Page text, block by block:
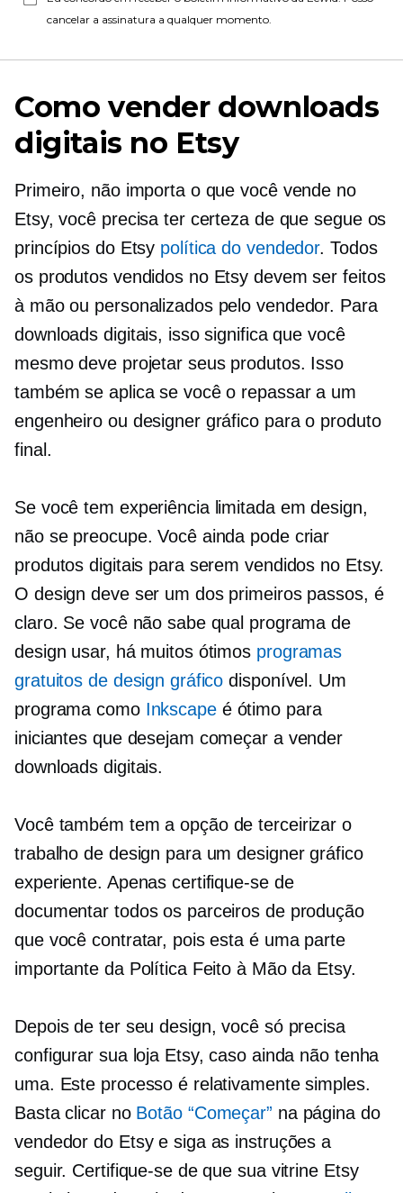
cancelar a assinatura a qualquer momento.
Como vender downloads
digitais no Etsy
Primeiro, não importa o que você vende no
Etsy, você precisa ter certeza de que segue os
princípios do Etsy política do vendedor. Todos
os produtos vendidos no Etsy devem ser feitos
à mão ou personalizados pelo vendedor. Para
downloads digitais, isso significa que você
mesmo deve projetar seus produtos. Isso
também se aplica se você o repassar a um
engenheiro ou designer gráfico para o produto
final.
Se você tem experiência limitada em design,
não se preocupe. Você ainda pode criar
produtos digitais para serem vendidos no Etsy.
O design deve ser um dos primeiros passos, é
claro. Se você não sabe qual programa de
design usar, há muitos ótimos programas
gratuitos de design gráfico disponível. Um
programa como Inkscapeé ótimo para
iniciantes que desejam começar a vender
downloads digitais.
Você também tem a opção de terceirizar o
trabalho de design para um designer gráfico
experiente. Apenas certifique-se de
documentar todos os parceiros de produção
que você contratar, pois esta é uma parte
importante da Política Feito à Mão da Etsy.
Depois de ter seu design, você só precisa
configurar sua loja Etsy, caso ainda não tenha
uma. Este processo é relativamente simples.
Basta clicar no Botão “Começar” na página do
vendedor do Etsy e siga as instruções a
seguir. Certifique-se de que sua vitrine Etsy